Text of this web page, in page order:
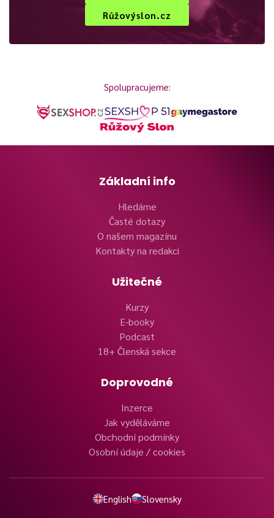
Růžovýslon.cz
Spolupracujeme:
Základní info
Hledáme
Časté dotazy
O našem magazínu
Kontakty na redakci
Užitečné
Kurzy
E-booky
Podcast
18+ Členská sekce
Doprovodné
Inzerce
Jak vyděláváme
Obchodní podmínky
Osobní údaje / cookies
English Slovensky